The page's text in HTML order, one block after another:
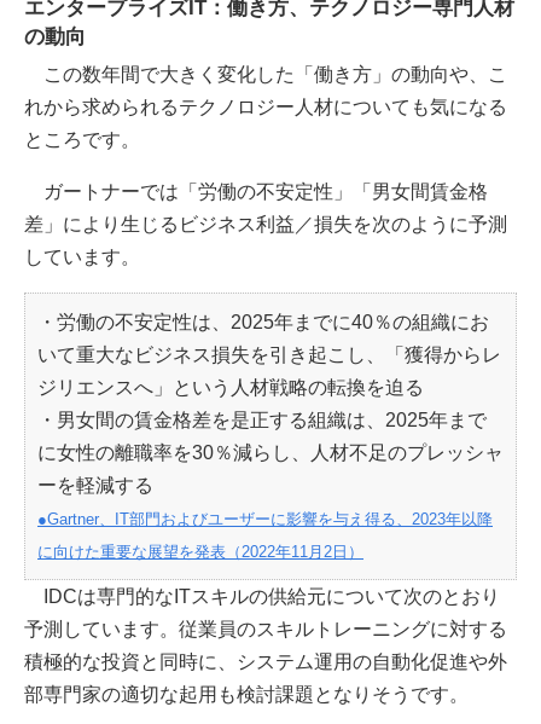
エンタープライズIT：働き方、テクノロジー専門人材
の動向
この数年間で大きく変化した「働き方」の動向や、こ
れから求められるテクノロジー人材についても気になる
ところです。
ガートナーでは「労働の不安定性」「男女間賃金格
差」により生じるビジネス利益／損失を次のように予測
しています。
・労働の不安定性は、2025年までに40％の組織にお
いて重大なビジネス損失を引き起こし、「獲得からレ
ジリエンスへ」という人材戦略の転換を迫る
・男女間の賃金格差を是正する組織は、2025年まで
に女性の離職率を30％減らし、人材不足のプレッシャ
ーを軽減する
●Gartner、IT部門およびユーザーに影響を与え得る、2023年以降
に向けた重要な展望を発表（2022年11月2日）
IDCは専門的なITスキルの供給元について次のとおり
予測しています。従業員のスキルトレーニングに対する
積極的な投資と同時に、システム運用の自動化促進や外
部専門家の適切な起用も検討課題となりそうです。